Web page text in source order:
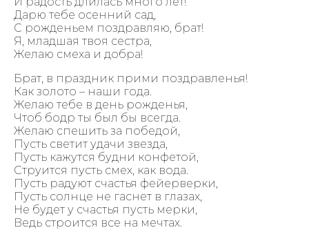
Дарю тебе осенний сад,
С рожденьем поздравляю, брат!
Я, младшая твоя сестра,
Желаю смеха и добра!
Брат, в праздник прими поздравленья!
Как золото – наши года.
Желаю тебе в день рожденья,
Чтоб бодр ты был бы всегда.
Желаю спешить за победой,
Пусть светит удачи звезда,
Пусть кажутся будни конфетой,
Струится пусть смех, как вода.
Пусть радуют счастья фейерверки,
Пусть солнце не гаснет в глазах,
Не будет у счастья пусть мерки,
Ведь строится все на мечтах.